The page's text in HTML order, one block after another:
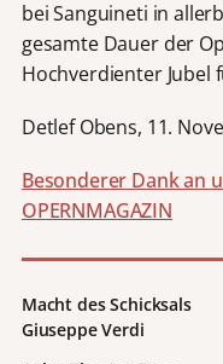
bei Sanguineti in
gesamte Dauer der
Hochverdienter Jubel
Detlef Obens, 11.
Besonderer Dank an
OPERNMAGAZIN
Macht des Schicksals
Giuseppe Verdi